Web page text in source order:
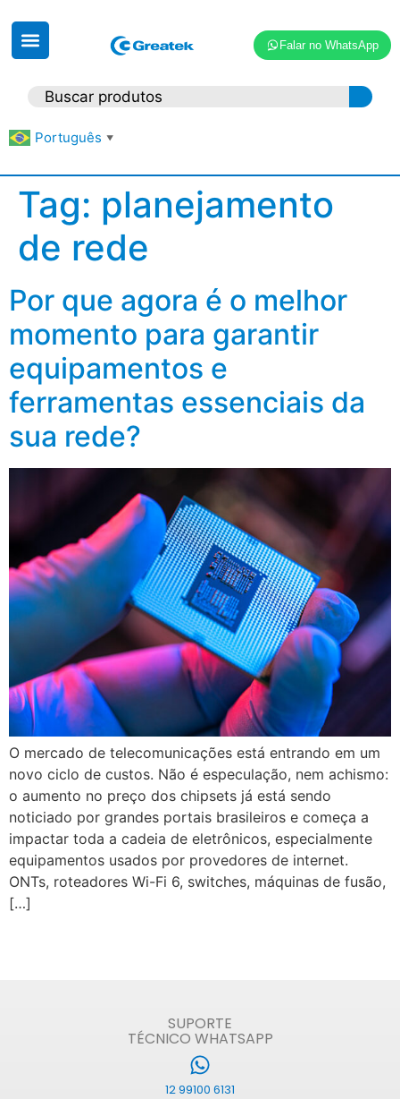
Falar no WhatsApp
Português ▼
Tag: planejamento
de rede
Por que agora é o melhor
momento para garantir
equipamentos e
ferramentas essenciais da
sua rede?
O mercado de telecomunicações está entrando em um
novo ciclo de custos. Não é especulação, nem achismo:
o aumento no preço dos chipsets já está sendo
noticiado por grandes portais brasileiros e começa a
impactar toda a cadeia de eletrônicos, especialmente
equipamentos usados por provedores de internet.
ONTs, roteadores Wi-Fi 6, switches, máquinas de fusão,
[…]
SUPORTE
TÉCNICO WHATSAPP
12 99100 6131